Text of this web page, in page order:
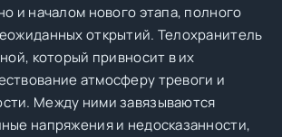
и началом нового этапа, полного
открытий. Телохранитель
который привносит в их
атмосферу тревоги и
Между ними завязываются
напряжения и недосказанности,